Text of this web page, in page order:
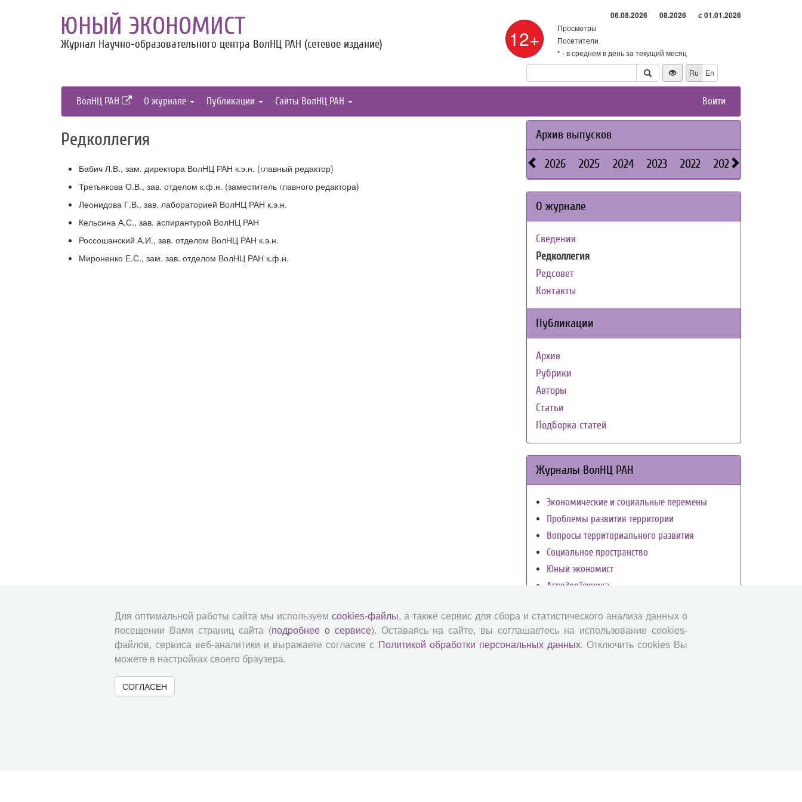
ЮНЫЙ ЭКОНОМИСТ
Журнал Научно-образовательного центра ВолНЦ РАН (сетевое издание) 12+
06.08.2026 08.2026 с 01.01.2026
Просмотры
Посетители
* - в среднем в день за текущий месяц
Ru
En
ВолНЦ РАН О журнале Публикации Сайты ВолНЦ РАН Войти
Редколлегия
Бабич Л.В., зам. директора ВолНЦ РАН к.э.н. (главный редактор)
Третьякова О.В., зав. отделом к.ф.н. (заместитель главного редактора)
Леонидова Г.В., зав. лабораторией ВолНЦ РАН к.э.н.
Кельсина А.С., зав. аспирантурой ВолНЦ РАН
Россошанский А.И., зав. отделом ВолНЦ РАН к.э.н.
Мироненко Е.С., зам. зав. отделом ВолНЦ РАН к.ф.н.
Архив выпусков
2026 2025 2024 2023 2022 2021
О журнале
Сведения
Редколлегия
Редсовет
Контакты
Публикации
Архив
Рубрики
Авторы
Статьи
Подборка статей
Журналы ВолНЦ РАН
Экономические и социальные перемены
Проблемы развития территории
Вопросы территориального развития
Социальное пространство
Юный экономист
АгроЗооТехника
Для оптимальной работы сайта мы используем cookies-файлы, а также сервис для сбора и статистического анализа данных о
посещении Вами страниц сайта (подробнее о сервисе). Оставаясь на сайте, вы соглашаетесь на использование cookies-
файлов, сервиса веб-аналитики и выражаете согласие с Политикой обработки персональных данных. Отключить cookies Вы
можете в настройках своего браузера.
СОГЛАСЕН
© 2000-2026 Вологодский научный центр Российской академии наук